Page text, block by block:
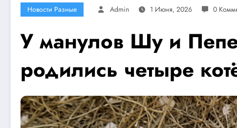
Новости Разные Admin 1 Июня, 2026 0
У манулов Шу и
родились четыре